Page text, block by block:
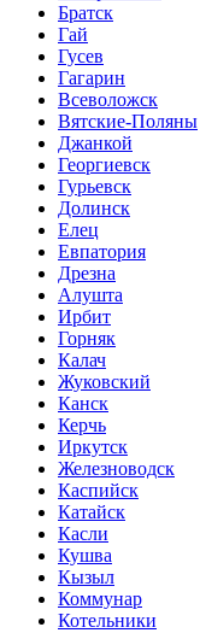
Братск
Гай
Гусев
Гагарин
Всеволожск
Вятские-Поляны
Джанкой
Георгиевск
Гурьевск
Долинск
Елец
Евпатория
Дрезна
Алушта
Ирбит
Горняк
Калач
Жуковский
Канск
Керчь
Иркутск
Железноводск
Каспийск
Катайск
Касли
Кушва
Кызыл
Коммунар
Котельники